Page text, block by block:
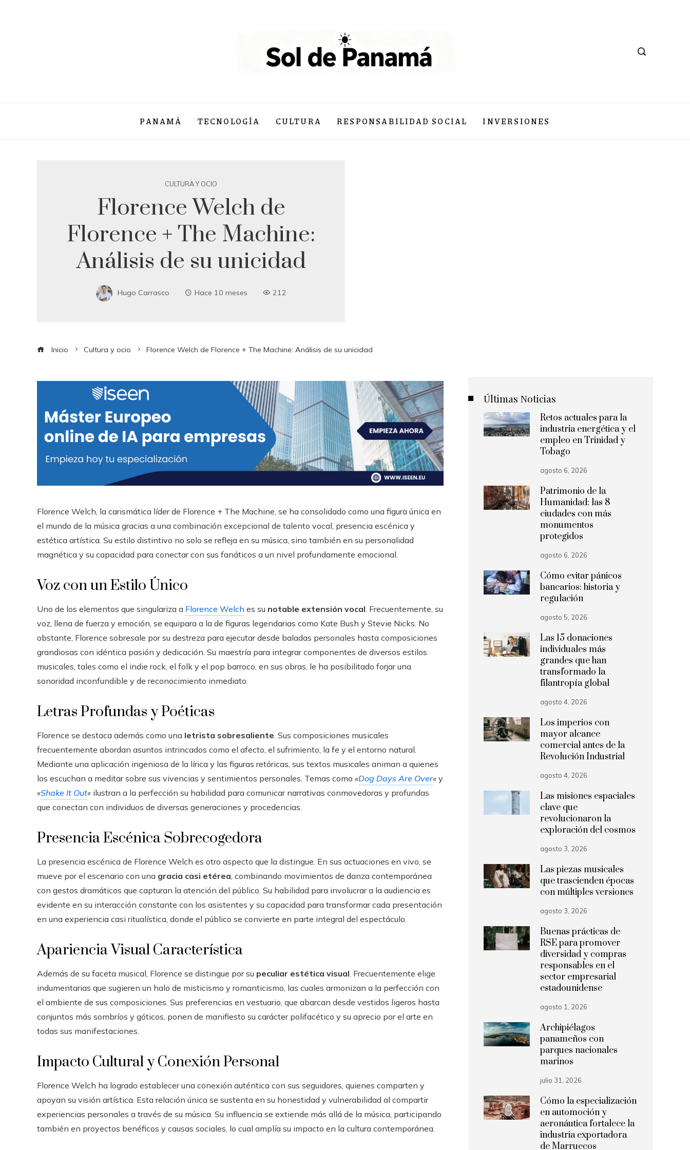
PANAMÁ TECNOLOGÍA CULTURA RESPONSABILIDAD SOCIAL INVERSIONES
CULTURA Y OCIO
Florence Welch de
Florence + The Machine:
Análisis de su unicidad
Hugo Carrasco Hace 10 meses 212
Inicio Cultura y ocio Florence Welch de Florence + The Machine: Análisis de su unicidad
Florence Welch, la carismática líder de Florence + The Machine, se ha consolidado como una figura única en
el mundo de la música gracias a una combinación excepcional de talento vocal, presencia escénica y
estética artística. Su estilo distintivo no solo se refleja en su música, sino también en su personalidad
magnética y su capacidad para conectar con sus fanáticos a un nivel profundamente emocional.
Voz con un Estilo Único
Uno de los elementos que singulariza a Florence Welch es su notable extensión vocal. Frecuentemente, su
voz, llena de fuerza y emoción, se equipara a la de figuras legendarias como Kate Bush y Stevie Nicks. No
obstante, Florence sobresale por su destreza para ejecutar desde baladas personales hasta composiciones
grandiosas con idéntica pasión y dedicación. Su maestría para integrar componentes de diversos estilos
musicales, tales como el indie rock, el folk y el pop barroco, en sus obras, le ha posibilitado forjar una
sonoridad inconfundible y de reconocimiento inmediato.
Letras Profundas y Poéticas
Florence se destaca además como una letrista sobresaliente. Sus composiciones musicales
frecuentemente abordan asuntos intrincados como el afecto, el sufrimiento, la fe y el entorno natural.
Mediante una aplicación ingeniosa de la lírica y las figuras retóricas, sus textos musicales animan a quienes
los escuchan a meditar sobre sus vivencias y sentimientos personales. Temas como «Dog Days Are Over« y
«Shake It Out« ilustran a la perfección su habilidad para comunicar narrativas conmovedoras y profundas
que conectan con individuos de diversas generaciones y procedencias.
Presencia Escénica Sobrecogedora
La presencia escénica de Florence Welch es otro aspecto que la distingue. En sus actuaciones en vivo, se
mueve por el escenario con una gracia casi etérea, combinando movimientos de danza contemporánea
con gestos dramáticos que capturan la atención del público. Su habilidad para involucrar a la audiencia es
evidente en su interacción constante con los asistentes y su capacidad para transformar cada presentación
en una experiencia casi ritualística, donde el público se convierte en parte integral del espectáculo.
Apariencia Visual Característica
Además de su faceta musical, Florence se distingue por su peculiar estética visual. Frecuentemente elige
indumentarias que sugieren un halo de misticismo y romanticismo, las cuales armonizan a la perfección con
el ambiente de sus composiciones. Sus preferencias en vestuario, que abarcan desde vestidos ligeros hasta
conjuntos más sombríos y góticos, ponen de manifiesto su carácter polifacético y su aprecio por el arte en
todas sus manifestaciones.
Impacto Cultural y Conexión Personal
Florence Welch ha logrado establecer una conexión auténtica con sus seguidores, quienes comparten y
apoyan su visión artística. Esta relación única se sustenta en su honestidad y vulnerabilidad al compartir
experiencias personales a través de su música. Su influencia se extiende más allá de la música, participando
también en proyectos benéficos y causas sociales, lo cual amplía su impacto en la cultura contemporánea.
Últimas Noticias
Retos actuales para la
industria energética y el
empleo en Trinidad y
Tobago
agosto 6, 2026
Patrimonio de la
Humanidad: las 8
ciudades con más
monumentos
protegidos
agosto 6, 2026
Cómo evitar pánicos
bancarios: historia y
regulación
agosto 5, 2026
Las 15 donaciones
individuales más
grandes que han
transformado la
filantropía global
agosto 4, 2026
Los imperios con
mayor alcance
comercial antes de la
Revolución Industrial
agosto 4, 2026
Las misiones espaciales
clave que
revolucionaron la
exploración del cosmos
agosto 3, 2026
Las piezas musicales
que trascienden épocas
con múltiples versiones
agosto 3, 2026
Buenas prácticas de
RSE para promover
diversidad y compras
responsables en el
sector empresarial
estadounidense
agosto 1, 2026
Archipiélagos
panameños con
parques nacionales
marinos
julio 31, 2026
Cómo la especialización
en automoción y
aeronáutica fortalece la
industria exportadora
de Marruecos